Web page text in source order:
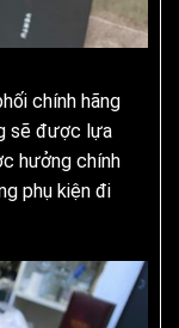
chính hãng
sẽ được lựa
hưởng chính
phụ kiện đi